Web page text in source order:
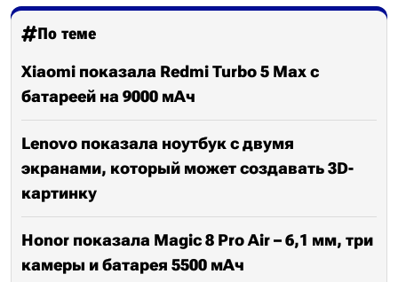
По теме
Xiaomi показала Redmi Turbo 5 Max с
батареей на 9000 мАч
Lenovo показала ноутбук с двумя
экранами, который может создавать 3D-
картинку
Honor показала Magic 8 Pro Air – 6,1 мм, три
камеры и батарея 5500 мАч